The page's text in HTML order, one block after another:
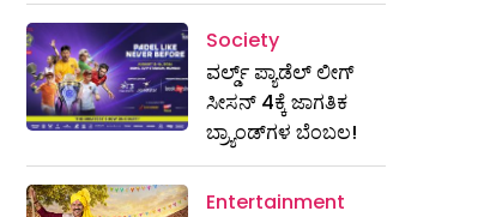
Society
ವರ್ಲ್ಡ್ ಪ್ಯಾಡೆಲ್ ಲೀಗ್
ಸೀಸನ್ 4ಕ್ಕೆ ಜಾಗತಿಕ
ಬ್ರ್ಯಾಂಡ್‌ಗಳ ಬೆಂಬಲ!
Entertainment